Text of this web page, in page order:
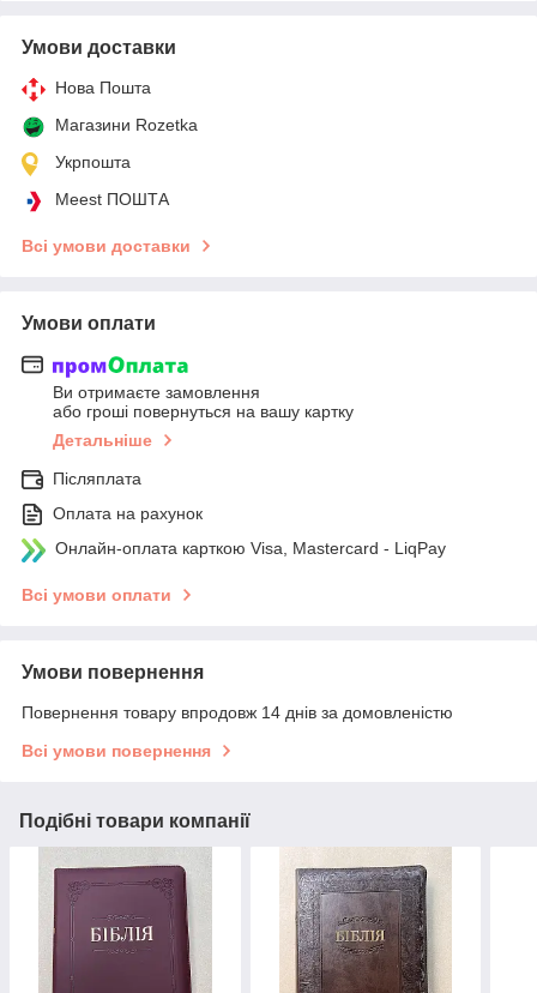
Умови доставки
Нова Пошта
Магазини Rozetka
Укрпошта
Meest ПОШТА
Всі умови доставки
Умови оплати
Ви отримаєте замовлення
або гроші повернуться на вашу картку
Детальніше
Післяплата
Оплата на рахунок
Онлайн-оплата карткою Visa, Mastercard - LiqPay
Всі умови оплати
Умови повернення
Повернення товару впродовж 14 днів за домовленістю
Всі умови повернення
Подібні товари компанії